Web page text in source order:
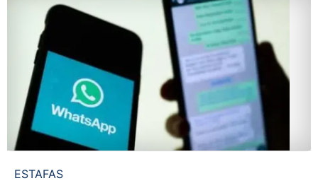
ESTAFAS